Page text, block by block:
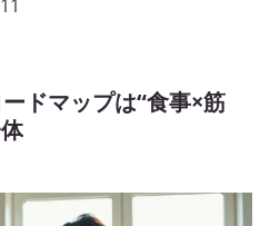
ドマップは“食事×筋